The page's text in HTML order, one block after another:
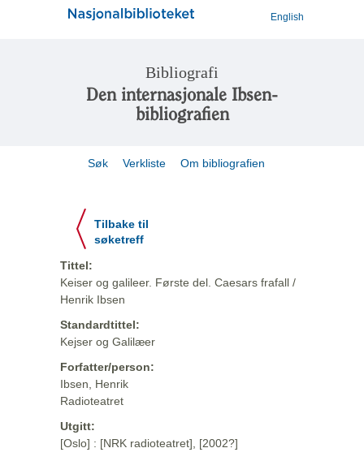
English
Bibliografi
Den internasjonale Ibsen-
bibliografien
Søk Verkliste Om bibliografien
Tilbake til
søketreff
Tittel:
Keiser og galileer. Første del. Caesars frafall /
Henrik Ibsen
Standardtittel:
Kejser og Galilæer
Forfatter/person:
Ibsen, Henrik
Radioteatret
Utgitt:
[Oslo] : [NRK radioteatret], [2002?]